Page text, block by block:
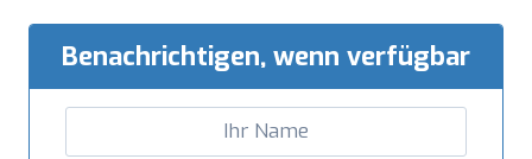
Becken,
Benachrichtigen, wenn verfügbar